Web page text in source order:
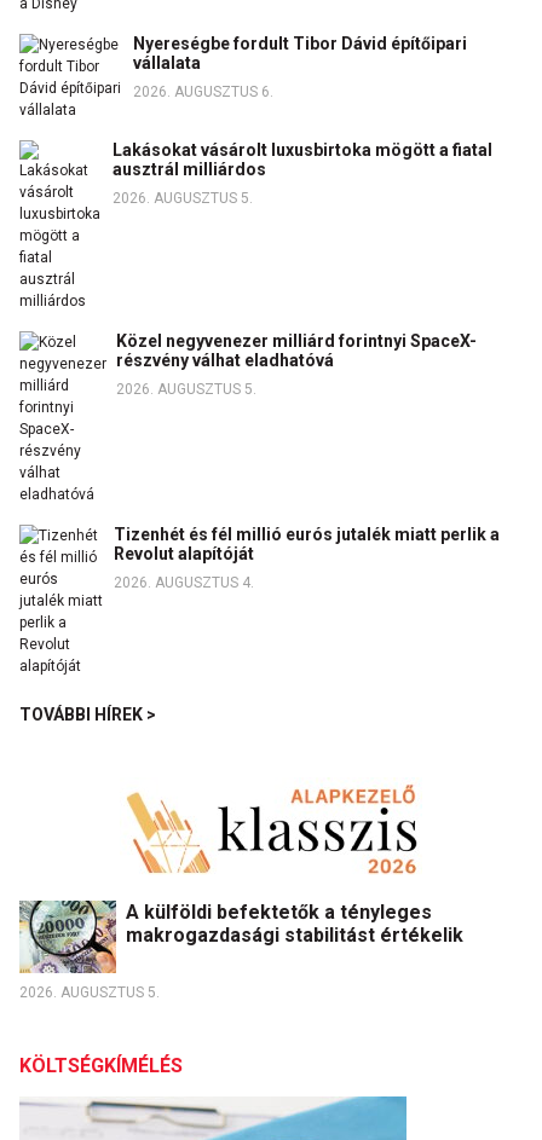
Nyereségbe fordult Tibor Dávid építőipari
vállalata
2026. AUGUSZTUS 6.
Lakásokat vásárolt luxusbirtoka mögött a fiatal
ausztrál milliárdos
2026. AUGUSZTUS 5.
Közel negyvenezer milliárd forintnyi SpaceX-
részvény válhat eladhatóvá
2026. AUGUSZTUS 5.
Tizenhét és fél millió eurós jutalék miatt perlik a
Revolut alapítóját
2026. AUGUSZTUS 4.
TOVÁBBI HÍREK >
A külföldi befektetők a tényleges
makrogazdasági stabilitást értékelik
2026. AUGUSZTUS 5.
KÖLTSÉGKÍMÉLÉS